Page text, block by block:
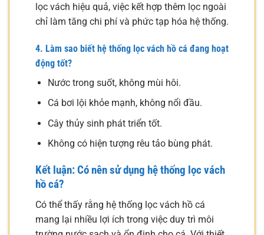
lọc vách hiệu quả, việc kết hợp thêm lọc ngoài
chỉ làm tăng chi phí và phức tạp hóa hệ thống.
4. Làm sao biết hệ thống lọc vách hồ cá đang hoạt
động tốt?
Nước trong suốt, không mùi hôi.
Cá bơi lội khỏe mạnh, không nổi đầu.
Cây thủy sinh phát triển tốt.
Không có hiện tượng rêu tảo bùng phát.
Kết luận: Có nên sử dụng hệ thống lọc vách
hồ cá?
Có thể thấy rằng hệ thống lọc vách hồ cá
mang lại nhiều lợi ích trong việc duy trì môi